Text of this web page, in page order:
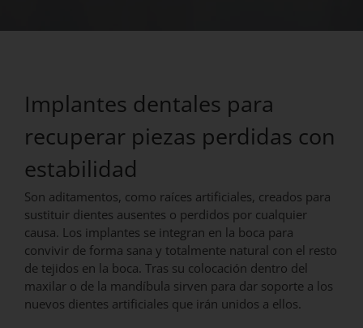
Implantes dentales para
recuperar piezas perdidas con
estabilidad
Son aditamentos, como raíces artificiales, creados para
sustituir dientes ausentes o perdidos por cualquier
causa. Los implantes se integran en la boca para
convivir de forma sana y totalmente natural con el resto
de tejidos en la boca. Tras su colocación dentro del
maxilar o de la mandíbula sirven para dar soporte a los
nuevos dientes artificiales que irán unidos a ellos.